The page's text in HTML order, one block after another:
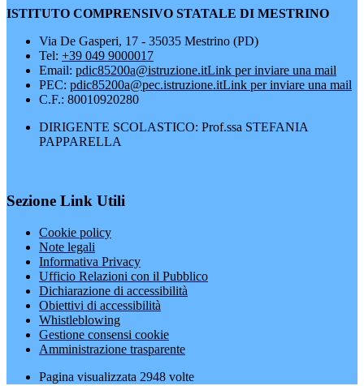
ISTITUTO COMPRENSIVO STATALE DI MESTRINO
Via De Gasperi, 17 - 35035 Mestrino (PD)
Tel: +39 049 9000017
Email: pdic85200a@istruzione.itLink per inviare una mail
PEC: pdic85200a@pec.istruzione.itLink per inviare una mail
C.F.: 80010920280
DIRIGENTE SCOLASTICO: Prof.ssa STEFANIA
PAPPARELLA
Sezione Link Utili
Cookie policy
Note legali
Informativa Privacy
Ufficio Relazioni con il Pubblico
Dichiarazione di accessibilità
Obiettivi di accessibilità
Whistleblowing
Gestione consensi cookie
Amministrazione trasparente
Pagina visualizzata 2948 volte